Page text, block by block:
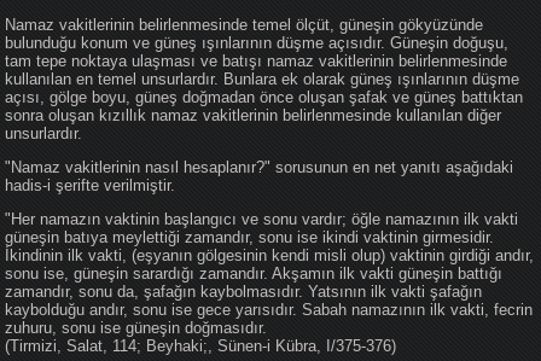
Namaz vakitlerinin belirlenmesinde temel ölçüt, güneşin gökyüzünde
bulunduğu konum ve güneş ışınlarının düşme açısıdır. Güneşin doğuşu,
tam tepe noktaya ulaşması ve batışı namaz vakitlerinin belirlenmesinde
kullanılan en temel unsurlardır. Bunlara ek olarak güneş ışınlarının düşme
açısı, gölge boyu, güneş doğmadan önce oluşan şafak ve güneş battıktan
sonra oluşan kızıllık namaz vakitlerinin belirlenmesinde kullanılan diğer
unsurlardır.
"Namaz vakitlerinin nasıl hesaplanır?" sorusunun en net yanıtı aşağıdaki
hadis-i şerifte verilmiştir.
"Her namazın vaktinin başlangıcı ve sonu vardır; öğle namazının ilk vakti
güneşin batıya meylettiği zamandır, sonu ise ikindi vaktinin girmesidir.
İkindinin ilk vakti, (eşyanın gölgesinin kendi misli olup) vaktinin girdiği andır,
sonu ise, güneşin sarardığı zamandır. Akşamın ilk vakti güneşin battığı
zamandır, sonu da, şafağın kaybolmasıdır. Yatsının ilk vakti şafağın
kaybolduğu andır, sonu ise gece yarısıdır. Sabah namazının ilk vakti, fecrin
zuhuru, sonu ise güneşin doğmasıdır.
(Tirmizi, Salat, 114; Beyhaki;, Sünen-i Kübra, I/375-376)